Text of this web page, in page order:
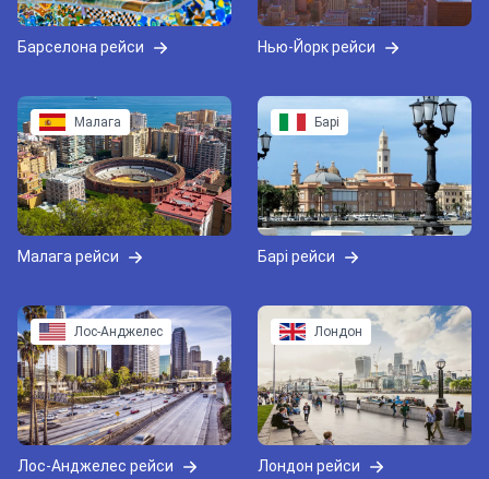
Барселона рейси Нью-Йорк рейси
Малага
Малага рейси
Барі
Барі рейси
Лос-Анджелес
Лос-Анджелес рейси
Лондон
Лондон рейси